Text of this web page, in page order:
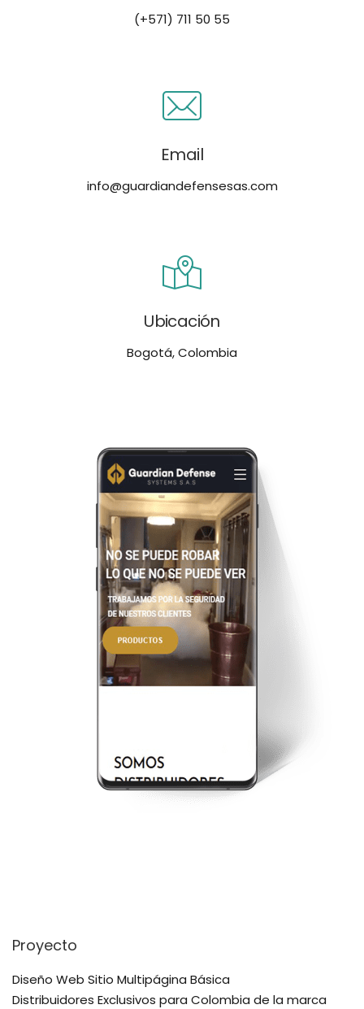
(+571) 711 50 55
Email
info@guardiandefensesas.com
Ubicación
Bogotá, Colombia
Proyecto
Diseño Web Sitio Multipágina Básica
Distribuidores Exclusivos para Colombia de la marca